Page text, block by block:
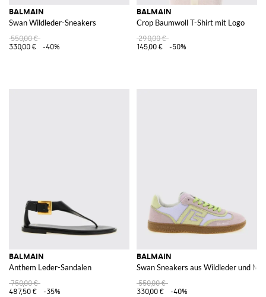
BALMAIN
Swan Wildleder-Sneakers
550,00 €
330,00 €
-40%
BALMAIN
Crop Baumwoll T-Shirt mit Logo
290,00 €
145,00 €
-50%
BALMAIN
Anthem Leder-Sandalen
750,00 €
487,50 €
-35%
BALMAIN
Swan Sneakers aus Wildleder und
550,00 €
330,00 €
-40%